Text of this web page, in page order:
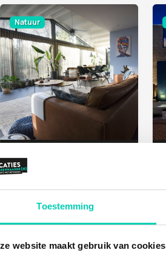
Toestemming
website maakt gebruik van cookies
Natuur
MARJOLEINS BOSHUIS
Baarn